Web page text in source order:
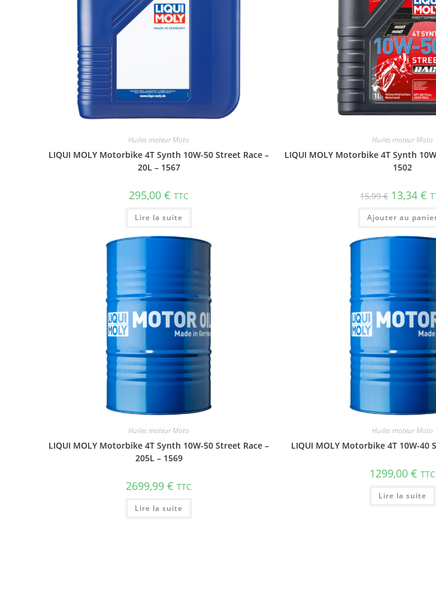
Huiles moteur Moto
LIQUI MOLY Motorbike 4T Synth 10W-50 Street Race –
20L – 1567
295,00€ TTC
Lire la suite
Huiles moteur Moto
LIQUI MOLY Motorbike 4T Synth
1502
15,99€ 13,34 €
Ajouter au
Huiles moteur Moto
LIQUI MOLY Motorbike 4T Synth 10W-50 Street Race –
205L – 1569
2699,99€ TTC
Lire la suite
Huiles moteur Moto
LIQUI MOLY Motorbike 4T 10W-40
1299,00 € TTC
Lire la suite